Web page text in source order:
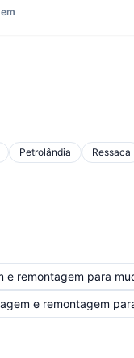
Petrolândia Ressaca
e remontagem para
e remontagem